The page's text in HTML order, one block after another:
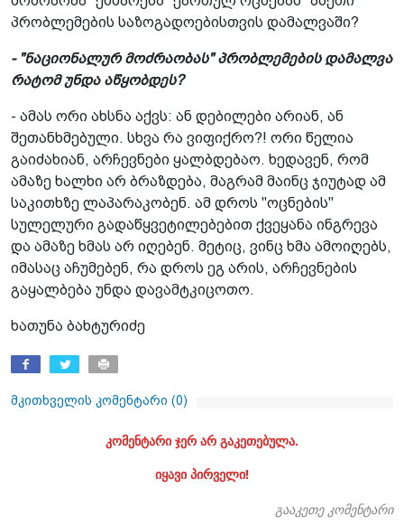
პრობლემების საზოგადოებისთვის დამალვაში?
- "ნაციონალურ მოძრაობას" პრობლემების დამალვა
რატომ უნდა აწყობდეს?
- ამას ორი ახსნა აქვს: ან დებილები არიან, ან
შეთანხმებული. სხვა რა ვიფიქრო?! ორი წელია
გაიძახიან, არჩევნები ყალბდებაო. ხედავენ, რომ
ამაზე ხალხი არ ბრაზდება, მაგრამ მაინც ჯიუტად ამ
საკითხზე ლაპარაკობენ. ამ დროს "ოცნების"
სულელური გადაწყვეტილებებით ქვეყანა ინგრევა
და ამაზე ხმას არ იღებენ. მეტიც, ვინც ხმა ამოიღებს,
იმასაც აჩუმებენ, რა დროს ეგ არის, არჩევნების
გაყალბება უნდა დავამტკიცოთო.
ხათუნა ბახტურიძე
მკითხველის კომენტარი (0)
კომენტარი ჯერ არ გაკეთებულა.
იყავი პირველი!
გააკეთე კომენტარი